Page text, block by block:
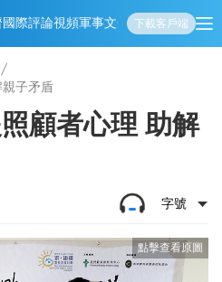
國際評論視頻軍事文化 娛樂生活教育體
下載客戶端
親子矛盾
照顧者心理 助解
字號